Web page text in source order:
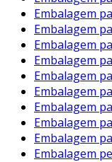
Varejo:
comum em
compra mais
Esses exemplos
embalagem de
diferentes
Embalagem
Embalagem
Embalagem
Embalagem
Embalagem
Embalagem
Embalagem
Embalagem
Embalagem
Embalagem